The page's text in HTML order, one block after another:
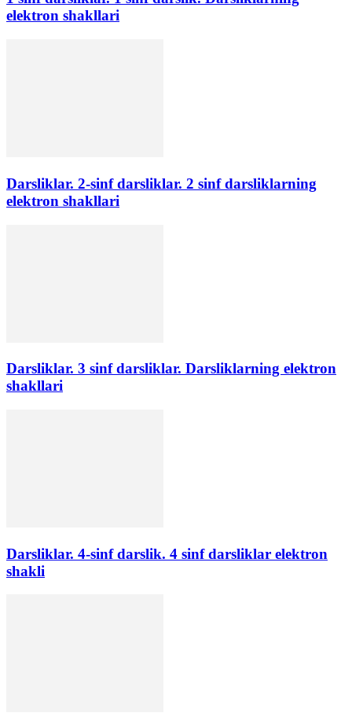
elektron shakllari
Darsliklar. 2-sinf darsliklar. 2 sinf darsliklarning
elektron shakllari
Darsliklar. 3 sinf darsliklar. Darsliklarning elektron
shakllari
Darsliklar. 4-sinf darslik. 4 sinf darsliklar elektron
shakli